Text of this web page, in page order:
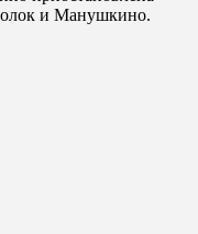
и Манушкино.